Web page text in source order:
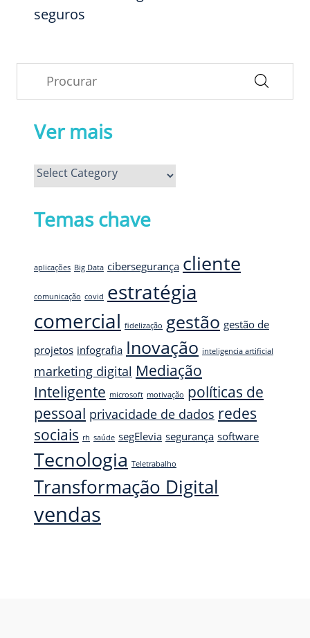
seguros
Ver mais
Ver
mais
Temas chave
aplicações Big Data cibersegurança cliente
comunicação covid estratégia
comercial fidelização gestão gestão de
projetos infografia Inovação inteligencia artificial
marketing digital Mediação
Inteligente microsoft motivação políticas de
pessoal privacidade de dados redes
sociais rh saúde segElevia segurança software
Tecnologia Teletrabalho
Transformação Digital
vendas